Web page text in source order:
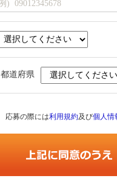
都道府県
応募の際には利用規約及び個人情